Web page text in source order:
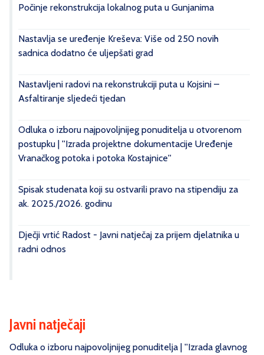
Počinje rekonstrukcija lokalnog puta u Gunjanima
Nastavlja se uređenje Kreševa: Više od 250 novih
sadnica dodatno će uljepšati grad
Nastavljeni radovi na rekonstrukciji puta u Kojsini –
Asfaltiranje sljedeći tjedan
Odluka o izboru najpovoljnijeg ponuditelja u otvorenom
postupku | ''Izrada projektne dokumentacije Uređenje
Vranačkog potoka i potoka Kostajnice''
Spisak studenata koji su ostvarili pravo na stipendiju za
ak. 2025./2026. godinu
Dječji vrtić Radost - Javni natječaj za prijem djelatnika u
radni odnos
Javni natječaji
Odluka o izboru najpovoljnijeg ponuditelja | ''Izrada glavnog